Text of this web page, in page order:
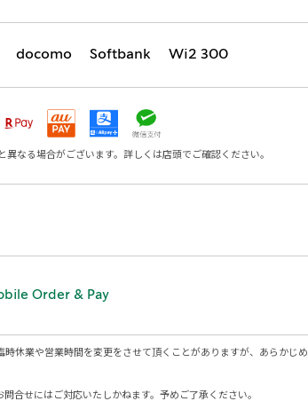
docomo Softbank Wi2 300
異なる場合がございます。詳しくは店頭でご確認ください。
Order & Pay
休業や営業時間を変更をさせて頂くことがありますが、あらかじめ
合せにはご対応いたしかねます。予めご了承ください。